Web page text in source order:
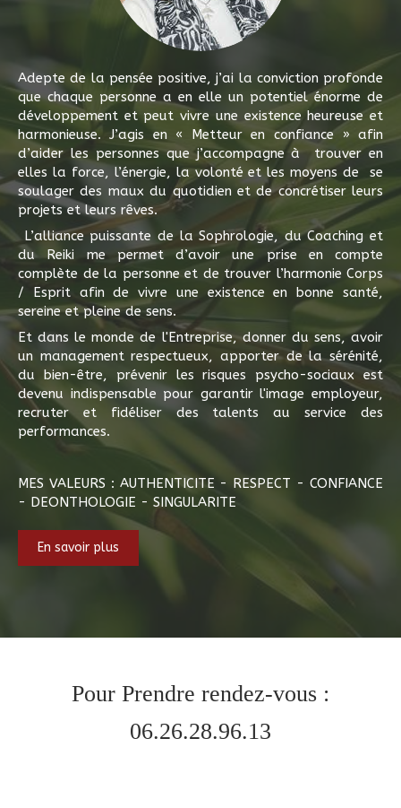
Adepte de la pensée positive, j’ai la conviction profonde
que chaque personne a en elle un potentiel énorme de
développement et peut vivre une existence heureuse et
harmonieuse. J’agis en « Metteur en confiance » afin
d’aider les personnes que j’accompagne à trouver en
elles la force, l’énergie, la volonté et les moyens de se
soulager des maux du quotidien et de concrétiser leurs
projets et leurs rêves.
L’alliance puissante de la Sophrologie, du Coaching et
du Reiki me permet d’avoir une prise en compte
complète de la personne et de trouver l’harmonie Corps
/ Esprit afin de vivre une existence en bonne santé,
sereine et pleine de sens.
Et dans le monde de l'Entreprise, donner du sens, avoir
un management respectueux, apporter de la sérénité,
du bien-être, prévenir les risques psycho-sociaux est
devenu indispensable pour garantir l'image employeur,
recruter et fidéliser des talents au service des
performances.
MES VALEURS : AUTHENTICITE - RESPECT - CONFIANCE
- DEONTHOLOGIE - SINGULARITE
En savoir plus
Pour Prendre rendez-vous :
06.26.28.96.13